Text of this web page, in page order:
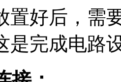
置好后，需
是完成电路